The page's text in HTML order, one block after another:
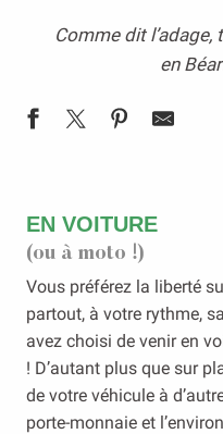
Comme dit
en
EN VOITURE
(ou à moto !)
Vous préférez la liberté
partout, à votre rythme,
avez choisi de venir en
! D’autant plus que sur
de votre véhicule à
porte-monnaie et